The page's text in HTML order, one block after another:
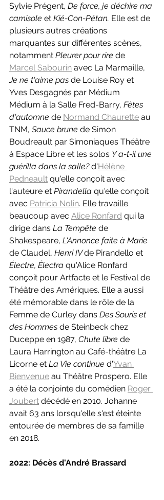
Sylvie Prégent, De force, je déchire ma
camisole et Kié-Con-Pétan. Elle est de
plusieurs autres créations
marquantes sur différentes scènes,
notamment Pleurer pour rire de
Marcel Sabourin avec La Marmaille,
Je ne t'aime pas de Louise Roy et
Yves Desgagnés par Médium
Médium à la Salle Fred-Barry, Fêtes
d'automne de Normand Chaurette au
TNM, Sauce brune de Simon
Boudreault par Simoniaques Théâtre
à Espace Libre et les solos Y a-t-il une
guérilla dans la salle? d'Hélène
Pedneault qu'elle conçoit avec
l'auteure et Pirandella qu'elle conçoit
avec Patricia Nolin. Elle travaille
beaucoup avec Alice Ronfard qui la
dirige dans La Tempête de
Shakespeare, L'Annonce faite à Marie
de Claudel, Henri IV de Pirandello et
Électre, Électra qu'Alice Ronfard
conçoit pour Artfacte et le Festival de
Théâtre des Amériques. Elle a aussi
été mémorable dans le rôle de la
Femme de Curley dans Des Souris et
des Hommes de Steinbeck chez
Duceppe en 1987, Chute libre de
Laura Harrington au Café-théâtre La
Licorne et La Vie continue d'Yvan
Bienvenue au Théâtre Prospero. Elle
a été la conjointe du comédien Roger
Joubert décédé en 2010. Johanne
avait 63 ans lorsqu'elle s'est éteinte
entourée de membres de sa famille
en 2018.
2022: Décès d'André Brassard